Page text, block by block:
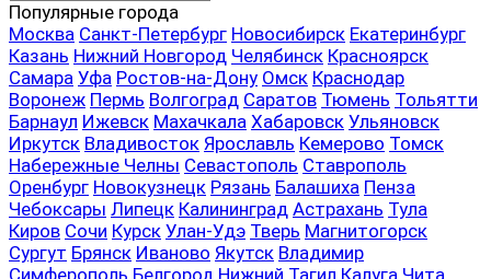
Популярные города
Москва Санкт-Петербург Новосибирск Екатеринбург
Казань Нижний Новгород Челябинск Красноярск
Самара Уфа Ростов-на-Дону Омск Краснодар
Воронеж Пермь Волгоград Саратов Тюмень Тольятти
Барнаул Ижевск Махачкала Хабаровск Ульяновск
Иркутск Владивосток Ярославль Кемерово Томск
Набережные Челны Севастополь Ставрополь
Оренбург Новокузнецк Рязань Балашиха Пенза
Чебоксары Липецк Калининград Астрахань Тула
Киров Сочи Курск Улан-Удэ Тверь Магнитогорск
Сургут Брянск Иваново Якутск Владимир